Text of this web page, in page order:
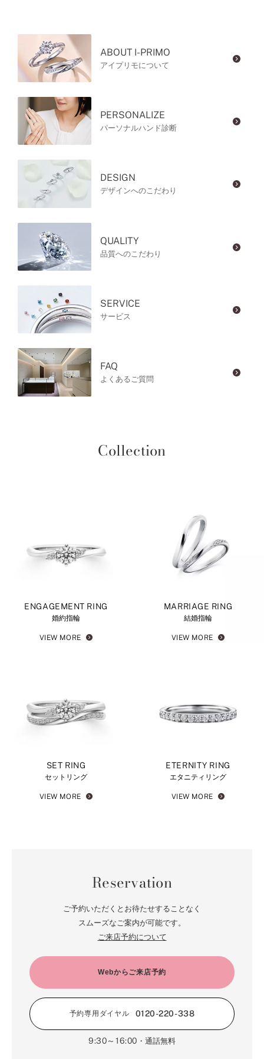
ABOUT I-PRIMO
アイプリモについて
PERSONALIZE
パーソナルハンド診断
DESIGN
デザインへのこだわり
QUALITY
品質へのこだわり
SERVICE
サービス
FAQ
よくあるご質問
Collection
ENGAGEMENT RING
婚約指輪
VIEW MORE
MARRIAGE RING
結婚指輪
VIEW MORE
SET RING
セットリング
VIEW MORE
ETERNITY RING
エタニティリング
VIEW MORE
Reservation
ご予約いただくとお待たせすることなく
スムーズなご案内が可能です。
ご来店予約について
Webからご来店予約
予約専用ダイヤル 0120-220-338
9:30～16:00 ・通話無料